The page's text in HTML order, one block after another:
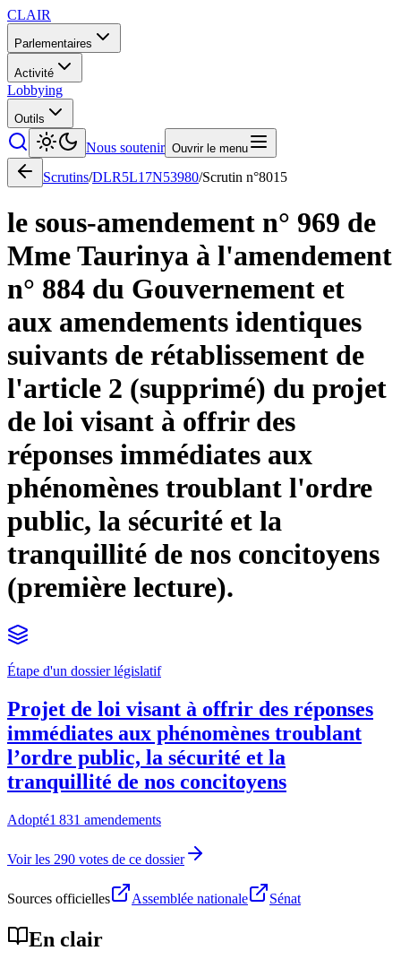
CLAIR
Parlementaires
Activité
Lobbying
Outils
Nous soutenir Ouvrir le menu
Scrutins/DLR5L17N53980/Scrutin n°8015
le sous-amendement n° 969 de
Mme Taurinya à l'amendement
n° 884 du Gouvernement et
aux amendements identiques
suivants de rétablissement de
l'article 2 (supprimé) du projet
de loi visant à offrir des
réponses immédiates aux
phénomènes troublant l'ordre
public, la sécurité et la
tranquillité de nos concitoyens
(première lecture).
Étape d'un dossier législatif
Projet de loi visant à offrir des réponses
immédiates aux phénomènes troublant
l’ordre public, la sécurité et la
tranquillité de nos concitoyens
Adopté1 831 amendements
Voir les 290 votes de ce dossier
Sources officielles Assemblée nationale Sénat
En clair